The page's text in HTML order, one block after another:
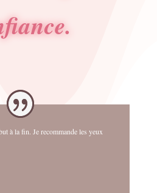
à la fin. Je recommande les yeux